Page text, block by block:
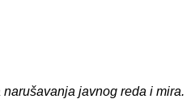
javnog reda i mira.